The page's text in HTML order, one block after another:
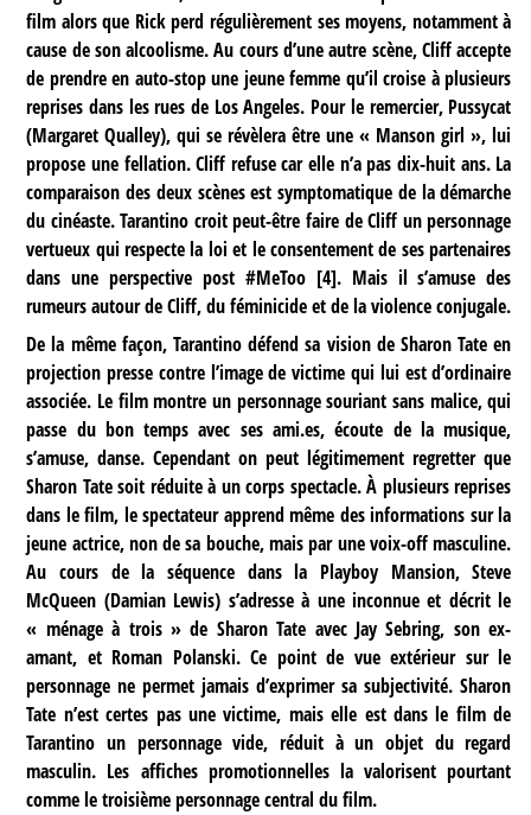
film alors que Rick perd régulièrement ses moyens, notamment à
cause de son alcoolisme. Au cours d’une autre scène, Cliff accepte
de prendre en auto-stop une jeune femme qu’il croise à plusieurs
reprises dans les rues de Los Angeles. Pour le remercier, Pussycat
(Margaret Qualley), qui se révèlera être une « Manson girl », lui
propose une fellation. Cliff refuse car elle n’a pas dix-huit ans. La
comparaison des deux scènes est symptomatique de la démarche
du cinéaste. Tarantino croit peut-être faire de Cliff un personnage
vertueux qui respecte la loi et le consentement de ses partenaires
dans une perspective post #MeToo[4]. Mais il s’amuse des
rumeurs autour de Cliff, du féminicide et de la violence conjugale.
De la même façon, Tarantino défend sa vision de Sharon Tate en
projection presse contre l’image de victime qui lui est d’ordinaire
associée. Le film montre un personnage souriant sans malice, qui
passe du bon temps avec ses ami.es, écoute de la musique,
s’amuse, danse. Cependant on peut légitimement regretter que
Sharon Tate soit réduite à un corps spectacle. À plusieurs reprises
dans le film, le spectateur apprend même des informations sur la
jeune actrice, non de sa bouche, mais par une voix-off masculine.
Au cours de la séquence dans la Playboy Mansion, Steve
McQueen (Damian Lewis) s’adresse à une inconnue et décrit le
« ménage à trois » de Sharon Tate avec Jay Sebring, son ex-
amant, et Roman Polanski. Ce point de vue extérieur sur le
personnage ne permet jamais d’exprimer sa subjectivité. Sharon
Tate n’est certes pas une victime, mais elle est dans le film de
Tarantino un personnage vide, réduit à un objet du regard
masculin. Les affiches promotionnelles la valorisent pourtant
comme le troisième personnage central du film.